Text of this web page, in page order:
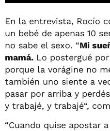
En la entrevista, Rocío
un bebé de apenas 10
no sabe el sexo. “Mi
mamá. Lo postergué
porque la vorágine no
también uno siente a
pasar por arriba y
y trabajé, y trabajé“,
“Cuando quise apostar